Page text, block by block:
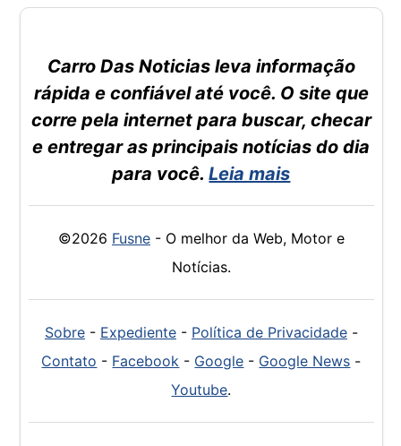
Carro Das Noticias leva informação
rápida e confiável até você. O site que
corre pela internet para buscar, checar
e entregar as principais notícias do dia
para você.Leia mais
©2026 Fusne- O melhor da Web, Motor e
Notícias.
Sobre- Expediente- Política de Privacidade-
Contato - Facebook - Google - Google News -
Youtube.